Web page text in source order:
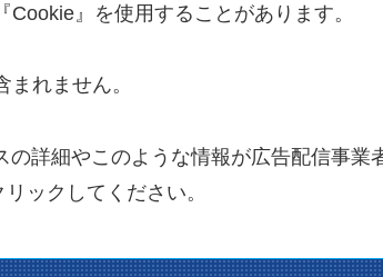
』を使用することがあります。
れません。
詳細やこのような情報が広告配信事業
リックしてください。